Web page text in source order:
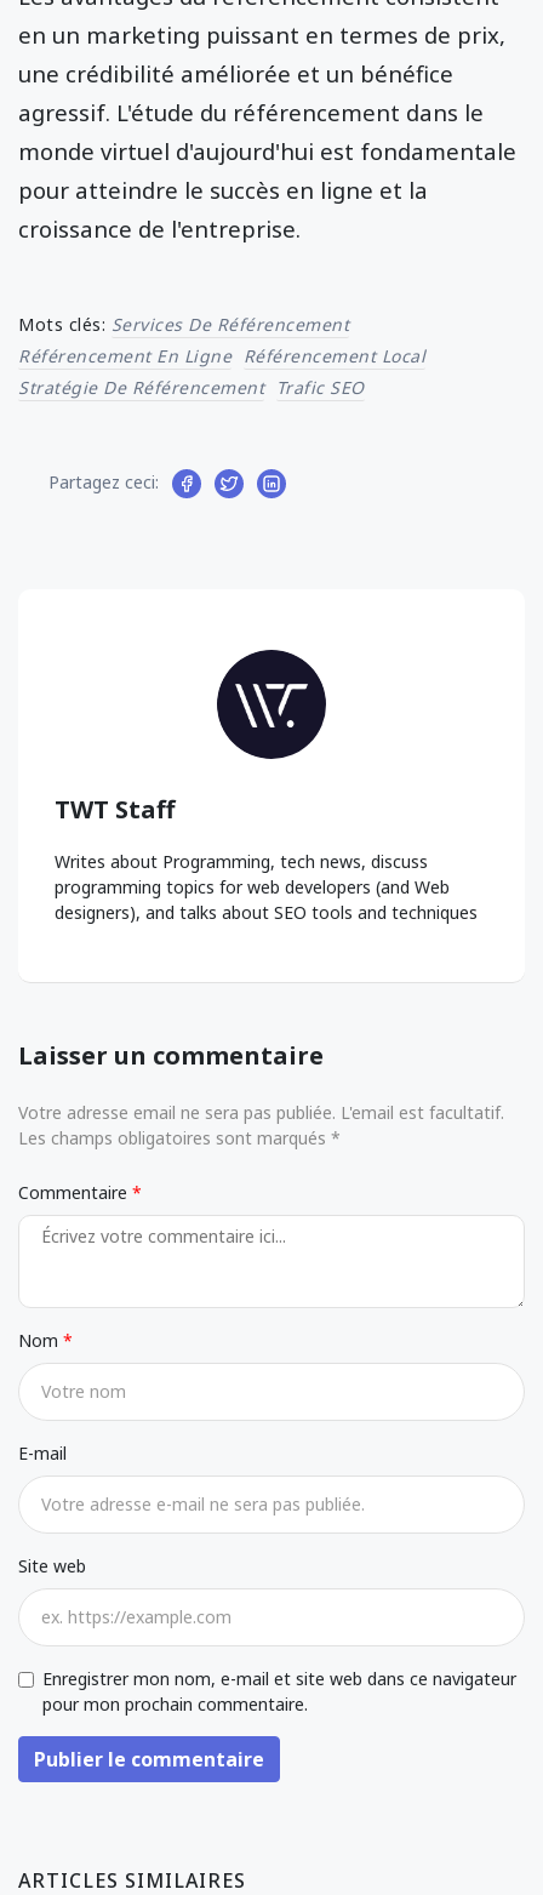
en un marketing puissant en termes de prix,
une crédibilité améliorée et un bénéfice
agressif. L'étude du référencement dans le
monde virtuel d'aujourd'hui est fondamentale
pour atteindre le succès en ligne et la
croissance de l'entreprise.
Mots clés: Services De Référencement
Référencement En Ligne Référencement Local
Stratégie De Référencement
Trafic SEO
Partagez ceci:
TWT Staff
Writes about Programming, tech news, discuss
programming topics for web developers (and Web
designers), and talks about SEO tools and techniques
Laisser un commentaire
Votre adresse email ne sera pas publiée. L'email est facultatif.
Les champs obligatoires sont marqués *
Commentaire
Nom
E-mail
Site web
Enregistrer mon nom, e-mail et site web dans ce navigateur
pour mon prochain commentaire.
Publier le commentaire
ARTICLES SIMILAIRES